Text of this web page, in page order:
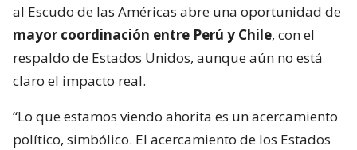
al Escudo de las Américas abre una oportunidad de
mayor coordinación entre Perú y Chile, con el
respaldo de Estados Unidos, aunque aún no está
claro el impacto real.
“Lo que estamos viendo ahorita es un acercamiento
político, simbólico. El acercamiento de los Estados